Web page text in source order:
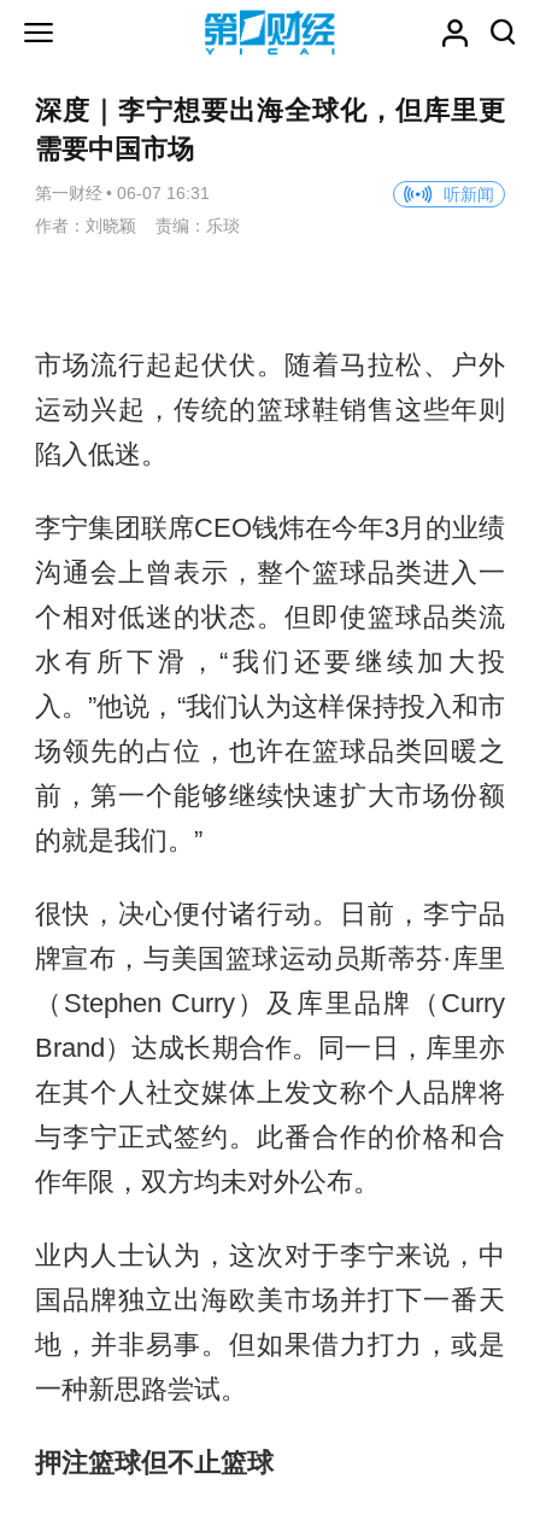
深度｜李宁想要出海全球化，但库里更
需要中国市场
第一财经 • 06-07 16:31
听新闻
作者：刘晓颖 责编：乐琰
市场流行起起伏伏。随着马拉松、户外
运动兴起，传统的篮球鞋销售这些年则
陷入低迷。
李宁集团联席CEO钱炜在今年3月的业绩
沟通会上曾表示，整个篮球品类进入一
个相对低迷的状态。但即使篮球品类流
水有所下滑，“我们还要继续加大投
入。”他说，“我们认为这样保持投入和市
场领先的占位，也许在篮球品类回暖之
前，第一个能够继续快速扩大市场份额
的就是我们。”
很快，决心便付诸行动。日前，李宁品
牌宣布，与美国篮球运动员斯蒂芬·库里
（Stephen Curry）及库里品牌（Curry
Brand）达成长期合作。同一日，库里亦
在其个人社交媒体上发文称个人品牌将
与李宁正式签约。此番合作的价格和合
作年限，双方均未对外公布。
业内人士认为，这次对于李宁来说，中
国品牌独立出海欧美市场并打下一番天
地，并非易事。但如果借力打力，或是
一种新思路尝试。
押注篮球但不止篮球